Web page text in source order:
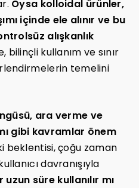
Oysa kolloidal ürünler,
içinde ele alınır ve bu
alışkanlık
bilinçli kullanım ve sınır
temelini
ara verme ve
gibi kavramlar önem
beklentisi, çoğu zaman
davranışıyla
süre kullanılır mı